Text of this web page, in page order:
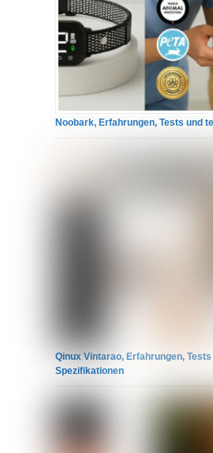
Noobark, Erfahrungen, Tests und
Qinux Vintarao, Erfahrungen,
Spezifikationen